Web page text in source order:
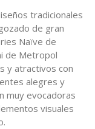
tradicionales
de gran
Naïve de
de Metropol
y atractivos con
alegres y
muy evocadoras
visuales